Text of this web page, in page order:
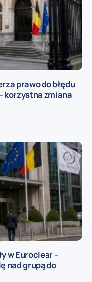
prawo do błędu
korzystna zmiana
w Euroclear –
nad grupą do